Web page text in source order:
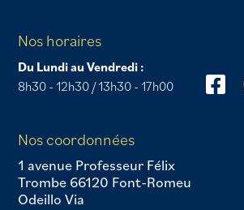
Nos horaires
Du Lundi au Vendredi :
8h30 - 12h30 / 13h30 - 17h00
Nos coordonnées
1 avenue Professeur Félix
Trombe 66120 Font-Romeu
Odeillo Via